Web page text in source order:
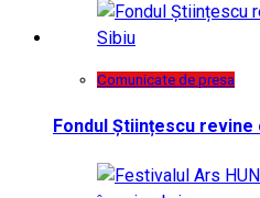
Comunicate de presa
Fondul Științescu revine